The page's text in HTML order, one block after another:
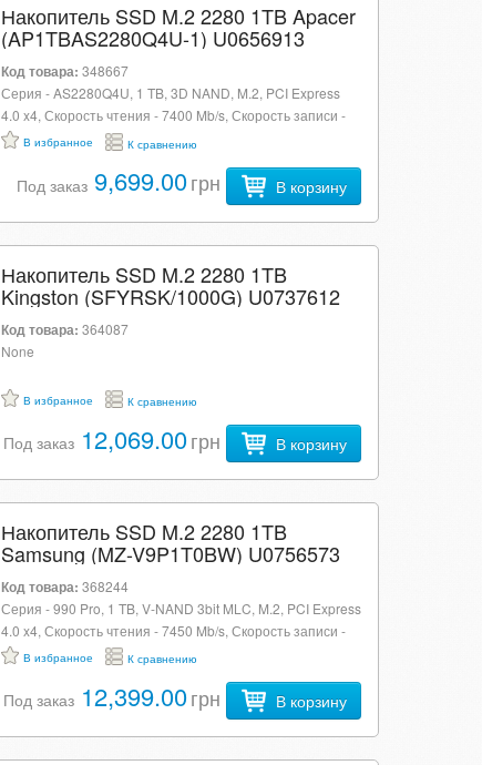
Накопитель SSD M.2 2280 1TB Apacer
(AP1TBAS2280Q4U-1) U0656913
Код товара: 348667
Серия - AS2280Q4U, 1 TB, 3D NAND, M.2, PCI Express
4.0 x4, Скорость чтения - 7400 Mb/s, Скорость записи -
7000 Mb/s, 80 х 22 х 2.25 мм, 8 г
В избранное К сравнению
Под заказ9,699.00грн В корзину
Накопитель SSD M.2 2280 1TB
Kingston (SFYRSK/1000G) U0737612
Код товара: 364087
None
В избранное К сравнению
Под заказ12,069.00грн В корзину
Накопитель SSD M.2 2280 1TB
Samsung (MZ-V9P1T0BW) U0756573
Код товара: 368244
Серия - 990 Pro, 1 TB, V-NAND 3bit MLC, M.2, PCI Express
4.0 x4, Скорость чтения - 7450 Mb/s, Скорость записи -
6900 Mb/s, 80 x 22 x 2.3 мм, 9 г, черный
В избранное К сравнению
Под заказ12,399.00грн В корзину